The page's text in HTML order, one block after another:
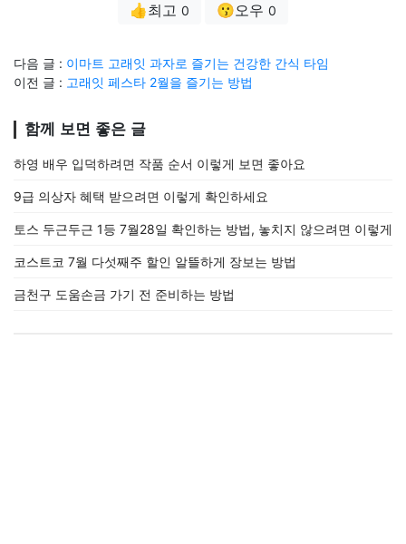
👍최고 0 😗오우 0
다음 글 : 이마트 고래잇 과자로 즐기는 건강한 간식 타임
이전 글 : 고래잇 페스타 2월을 즐기는 방법
함께 보면 좋은 글
하영 배우 입덕하려면 작품 순서 이렇게 보면 좋아요
9급 의상자 혜택 받으려면 이렇게 확인하세요
토스 두근두근 1등 7월28일 확인하는 방법, 놓치지 않으려면 이렇게
코스트코 7월 다섯째주 할인 알뜰하게 장보는 방법
금천구 도움손금 가기 전 준비하는 방법